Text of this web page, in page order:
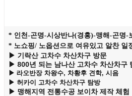
* 인천-곤명-시상반나(경홍)-맹해-곤명-
* 노쇼핑/ 노옵션으로 여유있고 알찬 일
▶ 기락산 고차수 차산차구 방문
▶ 800년 되는 남나산 고차수 차산차구
▶ 라오반장 차왕수, 차황후 견학, 시음
▶ 허카이 고차수 차산차구 탐방
▶ 맹해지역 전통수공 보이차 제작 체험